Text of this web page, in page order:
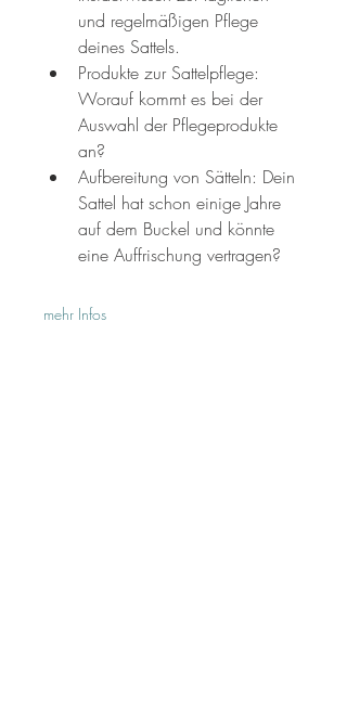
und regelmäßigen Pflege
deines Sattels.
Produkte zur Sattelpflege:
Worauf kommt es bei der
Auswahl der Pflegeprodukte
an?
Aufbereitung von Sätteln: Dein
Sattel hat schon einige Jahre
auf dem Buckel und könnte
eine Auffrischung vertragen?
mehr Infos